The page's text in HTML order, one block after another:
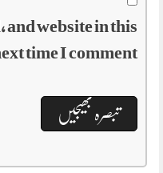
and website in this
time I comment.